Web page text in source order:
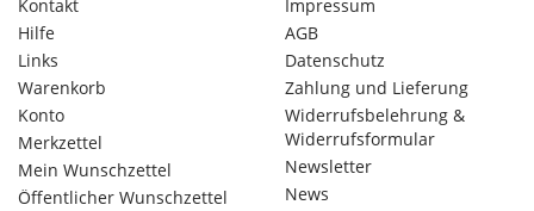
Kontakt
Hilfe
Links
Warenkorb
Konto
Merkzettel
Mein Wunschzettel
Öffentlicher Wunschzettel
Impressum
AGB
Datenschutz
Zahlung und Lieferung
Widerrufsbelehrung &
Widerrufsformular
Newsletter
News